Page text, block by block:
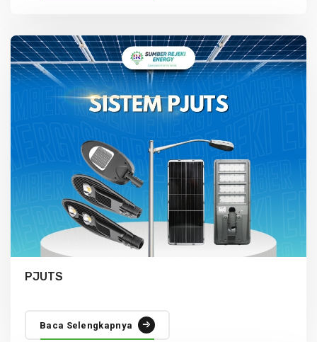
PJUTS
Baca Selengkapnya